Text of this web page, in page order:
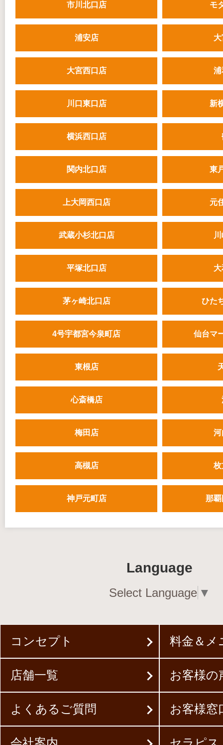
市川北口店 モ
浦安店
大宮西口店 浦
川口東口店 新
横浜西口店
関内北口店 東
上大岡西口店 元
武蔵小杉北口店
平塚北口店
茅ヶ崎北口店 ひた
4号宇都宮今泉町店 仙台マ
東根店
心斎橋店
梅田店 河
高槻店 枚
神戸元町店 那
Language
Select Language ▼
コンセプト 料金＆メ
店舗一覧 お客様の
よくあるご質問 お客様窓